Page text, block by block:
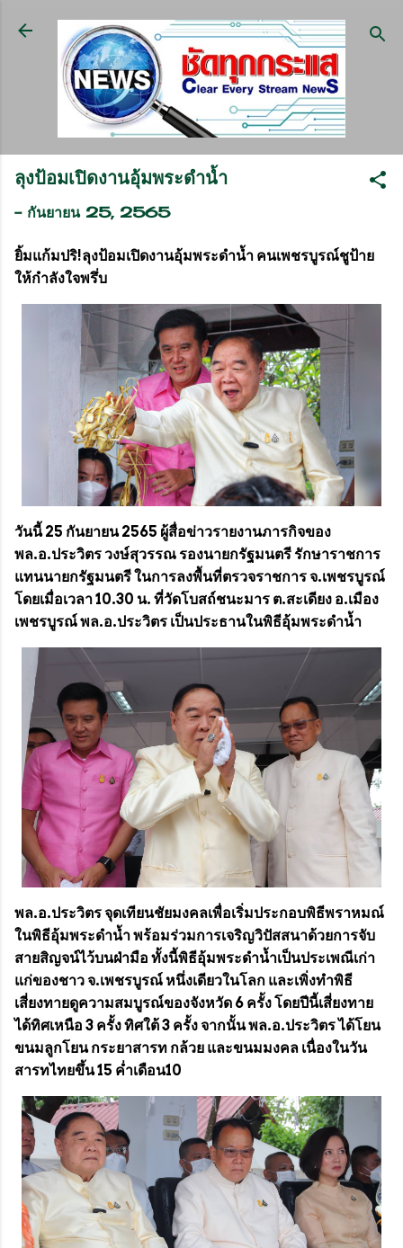
ข้ามไปที่เนื้อหาหลัก
ลุงป้อมเปิดงานอุ้มพระดำน้ำ
- กันยายน 25, 2565
ยิ้มแก้มปริ!ลุงป้อมเปิดงานอุ้มพระดำน้ำ คนเพชรบูรณ์ชูป้าย
ให้กำลังใจพรึ่บ
วันนี้ 25 กันยายน 2565 ผู้สื่อข่าวรายงานภารกิจของ
พล.อ.ประวิตร วงษ์สุวรรณ รองนายกรัฐมนตรี รักษาราชการ
แทนนายกรัฐมนตรี ในการลงพื้นที่ตรวจราชการ จ.เพชรบูรณ์
โดยเมื่อเวลา 10.30 น. ที่วัดโบสถ์ชนะมาร ต.สะเดียง อ.เมือง
เพชรบูรณ์ พล.อ.ประวิตร เป็นประธานในพิธีอุ้มพระดำน้ำ
พล.อ.ประวิตร จุดเทียนชัยมงคลเพื่อเริ่มประกอบพิธีพราหมณ์
ในพิธีอุ้มพระดำน้ำ พร้อมร่วมการเจริญวิปัสสนาด้วยการจับ
สายสิญจน์ไว้บนฝ่ามือ ทั้งนี้พิธีอุ้มพระดำน้ำเป็นประเพณีเก่า
แก่ของชาว จ.เพชรบูรณ์ หนึ่งเดียวในโลก และเพิ่งทำพิธี
เสี่ยงทายดูความสมบูรณ์ของจังหวัด 6 ครั้ง โดยปีนี้เสี่ยงทาย
ได้ทิศเหนือ 3 ครั้ง ทิศใต้ 3 ครั้ง จากนั้น พล.อ.ประวิตร ได้โยน
ขนมลูกโยน กระยาสารท กล้วย และขนมมงคล เนื่องในวัน
สารทไทยขึ้น 15 ค่ำเดือน10